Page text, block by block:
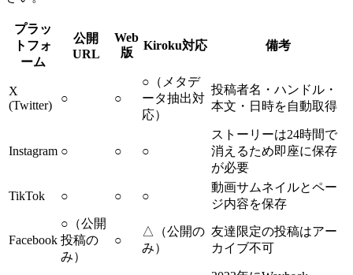
プラッ
トフォ
ーム
公開
URL
Web
版
Kiroku対応 備考
X
(Twitter)
○ ○
○（メタデ
ータ抽出対
応）
投稿者名・ハンドル・
本文・日時を自動取得
Instagram ○ ○ ○
ストーリーは24時間で
消えるため即座に保存
が必要
TikTok ○ ○ ○
動画サムネイルとペー
ジ内容を保存
Facebook
○（公開
投稿の
み）
○
△（公開の
み）
友達限定の投稿はアー
カイブ不可